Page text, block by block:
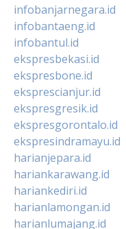
infobanjarnegara.id
infobantaeng.id
infobantul.id
ekspresbekasi.id
ekspresbone.id
eksprescianjur.id
ekspresgresik.id
ekspresgorontalo.id
ekspresindramayu.id
harianjepara.id
hariankarawang.id
hariankediri.id
harianlamongan.id
harianlumajang.id